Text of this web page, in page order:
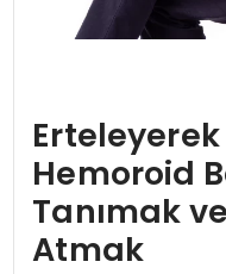
Hemoroid
Tanımak
Atmak